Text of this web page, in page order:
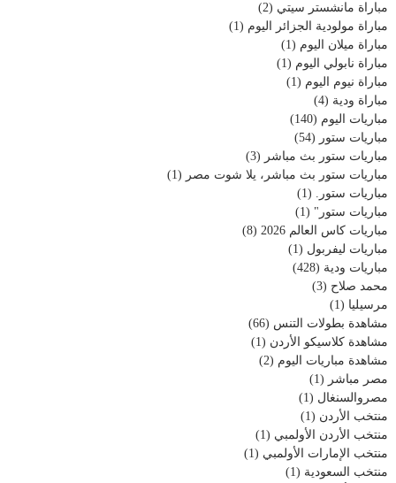
مباراة مانشستر سيتي (2)
مباراة مولودية الجزائر اليوم (1)
مباراة ميلان اليوم (1)
مباراة نابولي اليوم (1)
مباراة نيوم اليوم (1)
مباراة ودية (4)
مباريات اليوم (140)
مباريات ستور (54)
مباريات ستور بث مباشر (3)
مباريات ستور بث مباشر، يلا شوت مصر (1)
مباريات ستور. (1)
مباريات ستور" (1)
مباريات كاس العالم 2026
(8)
مباريات ليفربول (1)
مباريات ودية (428)
محمد صلاح (3)
مرسيليا (1)
مشاهدة بطولات التنس (66)
مشاهدة كلاسيكو الأردن (1)
مشاهدة مباريات اليوم (2)
مصر مباشر (1)
مصروالسنغال (1)
منتخب الأردن (1)
منتخب الأردن الأولمبي (1)
منتخب الإمارات الأولمبي (1)
منتخب السعودية (1)